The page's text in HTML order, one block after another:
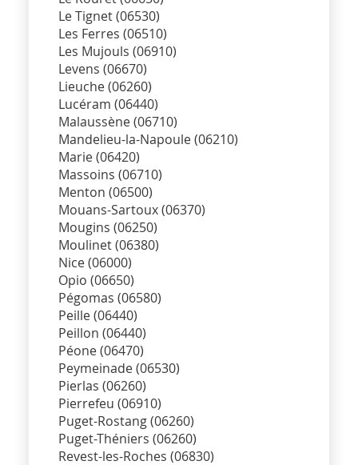
Le Tignet (06530)
Les Ferres (06510)
Les Mujouls (06910)
Levens (06670)
Lieuche (06260)
Lucéram (06440)
Malaussène (06710)
Mandelieu-la-Napoule (06210)
Marie (06420)
Massoins (06710)
Menton (06500)
Mouans-Sartoux (06370)
Mougins (06250)
Moulinet (06380)
Nice (06000)
Opio (06650)
Pégomas (06580)
Peille (06440)
Peillon (06440)
Péone (06470)
Peymeinade (06530)
Pierlas (06260)
Pierrefeu (06910)
Puget-Rostang (06260)
Puget-Théniers (06260)
Revest-les-Roches (06830)